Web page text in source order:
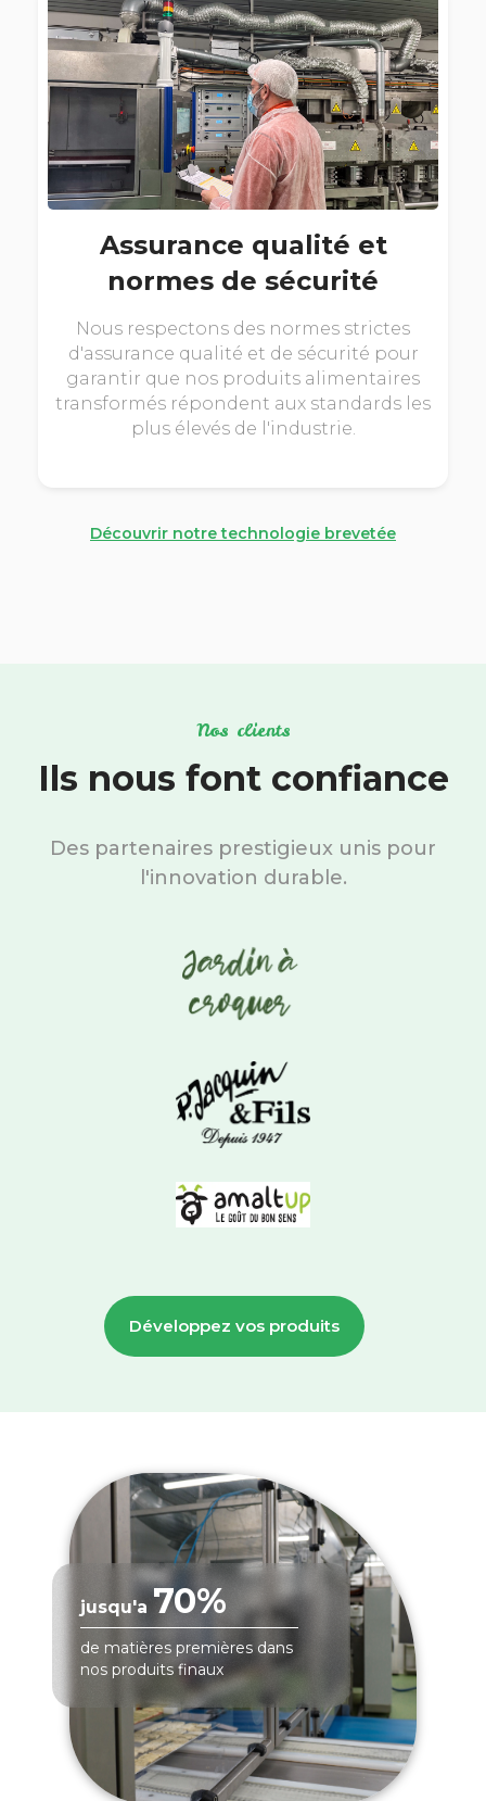
Assurance qualité et
normes de sécurité
Nous respectons des normes strictes
d'assurance qualité et de sécurité pour
garantir que nos produits alimentaires
transformés répondent aux standards les
plus élevés de l'industrie.
Découvrir notre technologie brevetée
Nos clients
Ils nous font confiance
Des partenaires prestigieux unis pour
l'innovation durable.
Développez vos produits
jusqu'a 70%
de matières premières dans
nos produits finaux